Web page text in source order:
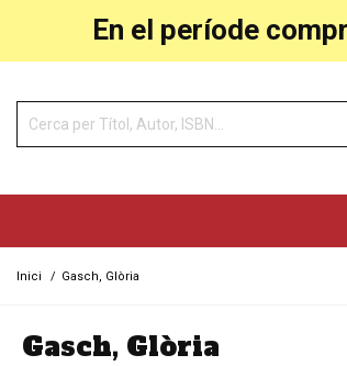
En el període
Inici / Gasch, Glòria
Gasch, Glòria